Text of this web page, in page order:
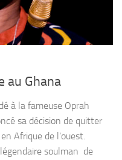
au Ghana
à la fameuse Oprah
sa décision de quitter
Afrique de l’ouest.
soulman de